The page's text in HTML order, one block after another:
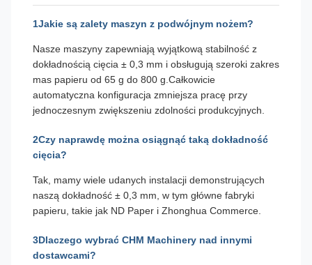
1Jakie są zalety maszyn z podwójnym nożem?
Nasze maszyny zapewniają wyjątkową stabilność z
dokładnością cięcia ± 0,3 mm i obsługują szeroki zakres
mas papieru od 65 g do 800 g.Całkowicie
automatyczna konfiguracja zmniejsza pracę przy
jednoczesnym zwiększeniu zdolności produkcyjnych.
2Czy naprawdę można osiągnąć taką dokładność
cięcia?
Tak, mamy wiele udanych instalacji demonstrujących
naszą dokładność ± 0,3 mm, w tym główne fabryki
papieru, takie jak ND Paper i Zhonghua Commerce.
3Dlaczego wybrać CHM Machinery nad innymi
dostawcami?